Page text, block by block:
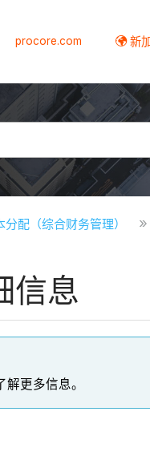
procore.com 新
分配（综合财务管理）
信息
更多信息。